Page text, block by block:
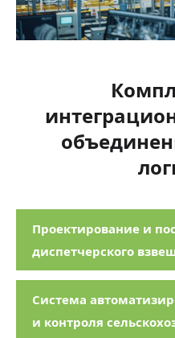
Проектирование и
диспетчерского
Система
и контроля